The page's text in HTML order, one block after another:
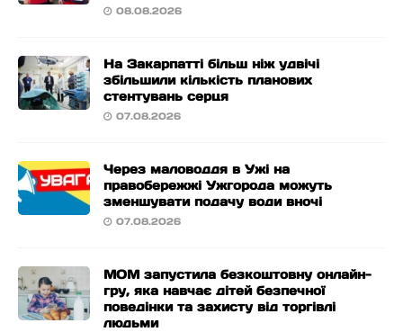
08.08.2026
На Закарпатті більш ніж удвічі
збільшили кількість планових
стентувань серця
07.08.2026
Через маловоддя в Ужі на
правобережжі Ужгорода можуть
зменшувати подачу води вночі
07.08.2026
МОМ запустила безкоштовну онлайн-
гру, яка навчає дітей безпечної
поведінки та захисту від торгівлі
людьми